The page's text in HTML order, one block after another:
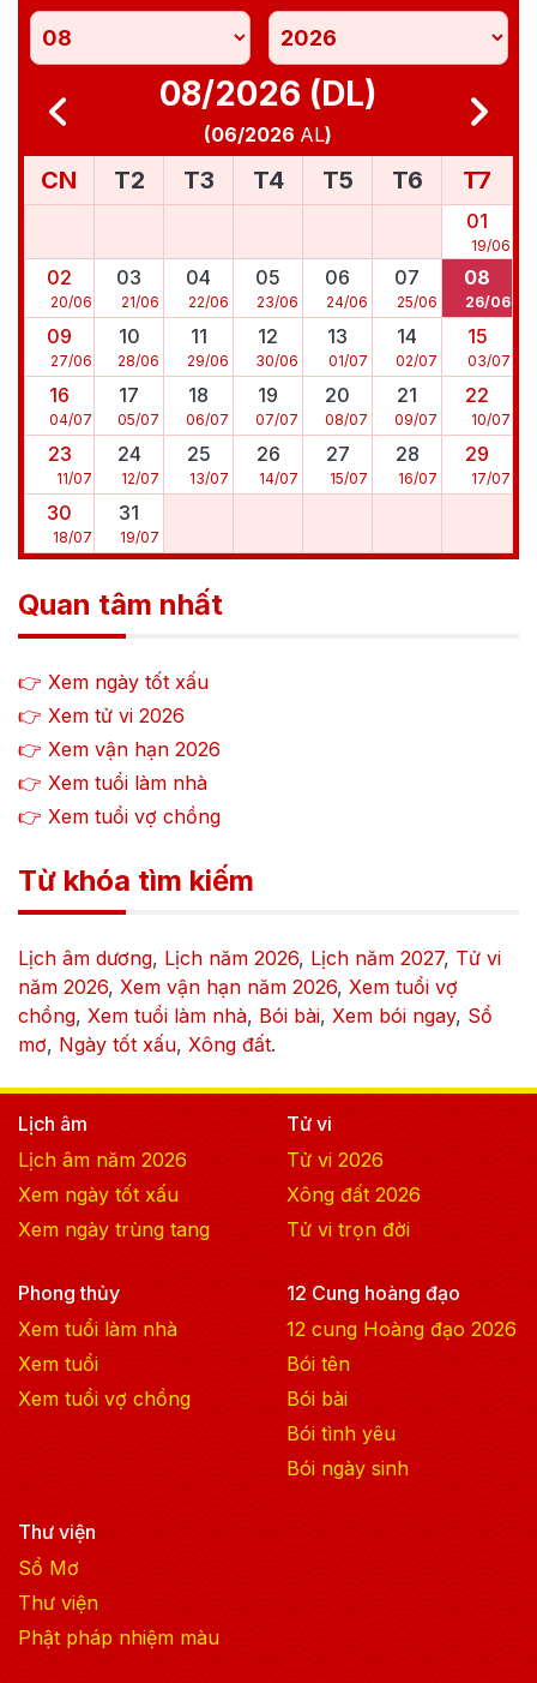
08/2026 (DL)
(06/2026 AL)
CN T2 T3 T4 T5 T6 T7
01
19/06
02
20/06
03
21/06
04
22/06
05
23/06
06
24/06
07
25/06
08
26/06
09
27/06
10
28/06
11
29/06
12
30/06
13
01/07
14
02/07
15
03/07
16
04/07
17
05/07
18
06/07
19
07/07
20
08/07
21
09/07
22
10/07
23
11/07
24
12/07
25
13/07
26
14/07
27
15/07
28
16/07
29
17/07
30
18/07
31
19/07
Quan tâm nhất
👉 Xem ngày tốt xấu
👉 Xem tử vi 2026
👉 Xem vận hạn 2026
👉 Xem tuổi làm nhà
👉 Xem tuổi vợ chồng
Từ khóa tìm kiếm
Lịch âm dương, Lịch năm 2026, Lịch năm 2027, Tử vi
năm 2026, Xem vận hạn năm 2026, Xem tuổi vợ
chồng, Xem tuổi làm nhà, Bói bài, Xem bói ngay, Sổ
mơ, Ngày tốt xấu, Xông đất.
Lịch âm
Lịch âm năm 2026
Xem ngày tốt xấu
Xem ngày trùng tang
Tử vi
Tử vi 2026
Xông đất 2026
Tử vi trọn đời
Phong thủy
Xem tuổi làm nhà
Xem tuổi
Xem tuổi vợ chồng
12 Cung hoàng đạo
12 cung Hoàng đạo 2026
Bói tên
Bói bài
Bói tình yêu
Bói ngày sinh
Thư viện
Sổ Mơ
Thư viện
Phật pháp nhiệm màu